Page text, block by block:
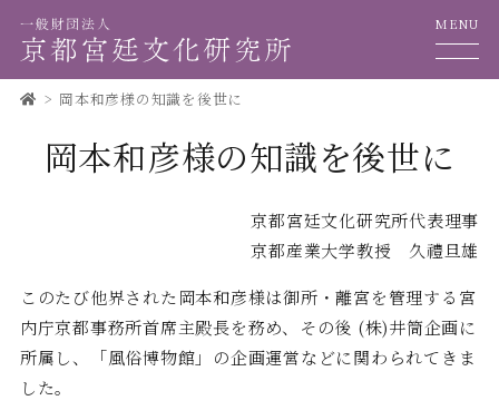
MENU
岡本和彦様の知識を後世に
岡本和彦様の知識を後世に
京都宮廷文化研究所代表理事
京都産業大学教授 久禮旦雄
このたび他界された岡本和彦様は御所・離宮を管理する宮
内庁京都事務所首席主殿長を務め、その後 (株)井筒企画に
所属し、「風俗博物館」の企画運営などに関わられてきま
した。